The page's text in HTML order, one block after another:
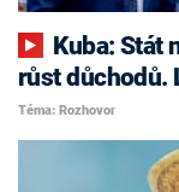
růst důchodů.
Téma: Rozhovor